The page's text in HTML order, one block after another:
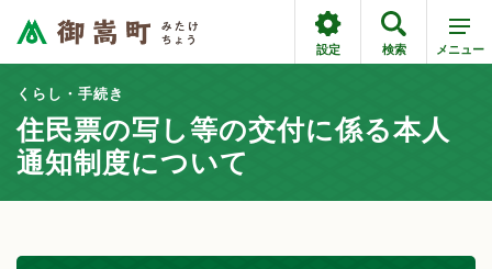
設定 検索 メニュー
くらし・手続き
住民票の写し等の交付に係る本人
通知制度について